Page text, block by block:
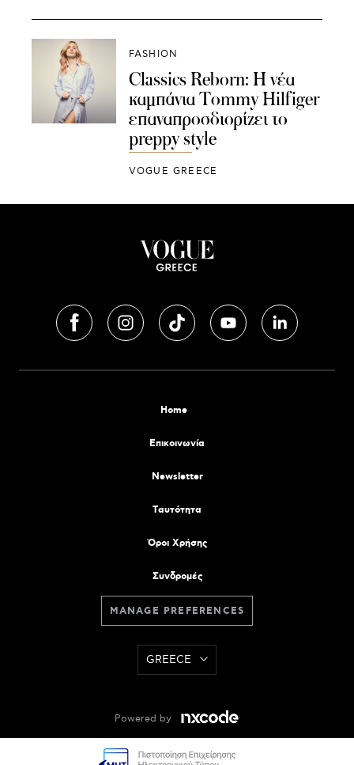
FASHION
Classics Reborn: Η νέα
καμπάνια Tommy Hilfiger
επαναπροσδιορίζει το
preppy style
VOGUE GREECE
Home
Επικοινωνία
Newsletter
Tαυτότητα
Όροι Χρήσης
Συνδρομές
MANAGE PREFERENCES
GREECE
Powered by